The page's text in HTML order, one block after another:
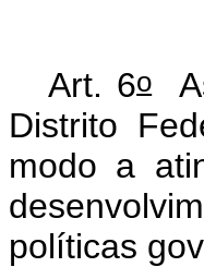
Art. 6o
Distrito
modo a
políticas